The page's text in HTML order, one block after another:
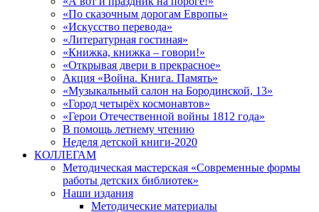
«По сказочным дорогам Европы»
«Искусство перевода»
«Литературная гостиная»
«Книжка, книжка – говори!»
«Открывая двери в прекрасное»
Акция «Война. Книга. Память»
«Музыкальный салон на Бородинской, 13»
«Город четырёх космонавтов»
«Герои Отечественной войны 1812 года»
В помощь летнему чтению
Неделя детской книги-2020
КОЛЛЕГАМ
Методическая мастерская «Современные формы
работы детских библиотек»
Наши издания
Методические материалы